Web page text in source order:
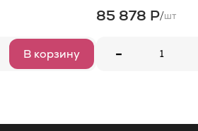
В корзину
85 878 Р/шт
-